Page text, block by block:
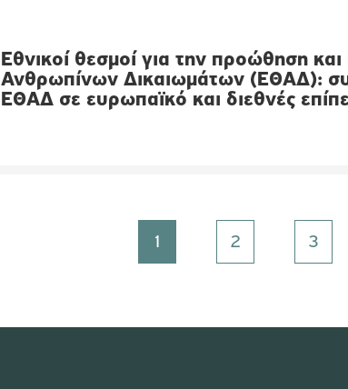
Εθνικοί θεσμοί για την προώθηση
Ανθρωπίνων Δικαιωμάτων (ΕΘΑΔ):
ΕΘΑΔ σε ευρωπαϊκό και διεθνές
1 2 3